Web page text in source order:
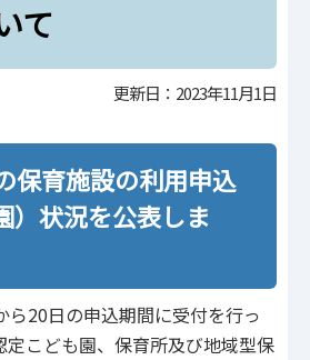
て
更新日：2023年11月1日
保育施設の利用申込
）状況を公表しま
20日の申込期間に受付を行っ
定こども園、保育所及び地域型保